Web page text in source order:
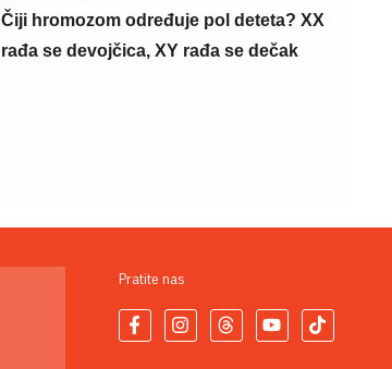
Čiji hromozom određuje pol deteta? XX
rađa se devojčica, XY rađa se dečak
Pratite nas